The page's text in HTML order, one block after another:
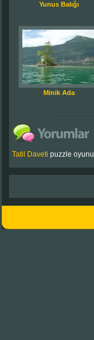
Yunus Balığı
Minik Ada
Tatil Daveti puzzle